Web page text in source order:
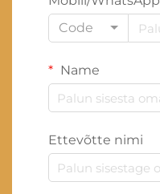
Code
Name
Ettevõtte nimi